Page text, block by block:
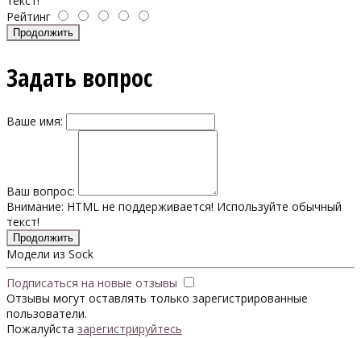
Рейтинг
Продолжить
Задать вопрос
Ваше имя:
Ваш вопрос:
Внимание: HTML не поддерживается! Используйте обычный
текст!
Продолжить
Модели из Sock
Подписаться на новые отзывы
Отзывы могут оставлять только зарегистрированные
пользователи.
Пожалуйста зарегистрируйтесь